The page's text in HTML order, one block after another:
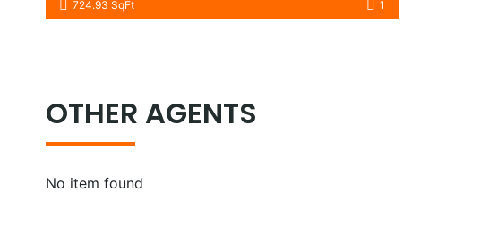
724.93 SqFt 1
OTHER AGENTS
No item found